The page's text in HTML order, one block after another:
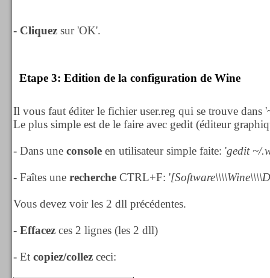
- Cliquezsur 'OK'.
Etape 3: Edition de la configuration de Wine
Il vous faut éditer le fichier user.reg qui se trouve dans
Le plus simple est de le faire avec gedit (éditeur
- Dans une consoleen utilisateur simple faite: 'gedit ~/
- Faîtes une rechercheCTRL+F: '
Vous devez voir les 2 dll précédentes.
- Effacezces 2 lignes (les 2 dll)
- Et copiez/collezceci: